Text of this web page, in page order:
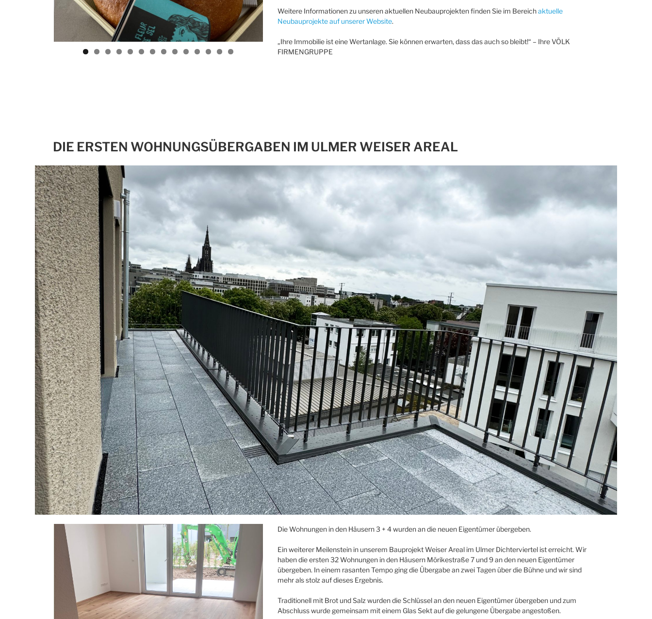
Weitere Informationen zu unseren aktuellen Neubauprojekten finden Sie im Bereichaktuelle
Neubauprojekte auf unserer Website.
„Ihre Immobilie ist eine Wertanlage. Sie können erwarten, dass das auch so bleibt!“ – Ihre VÖLK
FIRMENGRUPPE
DIE ERSTEN WOHNUNGSÜBERGABEN IM ULMER WEISER AREAL
Die Wohnungen in den Häusern 3 + 4 wurden an die neuen Eigentümer übergeben.
Ein weiterer Meilenstein in unserem Bauprojekt Weiser Areal im Ulmer Dichterviertel ist erreicht. Wir
haben die ersten 32 Wohnungen in den Häusern Mörikestraße 7 und 9 an den neuen Eigentümer
übergeben. In einem rasanten Tempo ging die Übergabe an zwei Tagen über die Bühne und wir sind
mehr als stolz auf dieses Ergebnis.
Traditionell mit Brot und Salz wurden die Schlüssel an den neuen Eigentümer übergeben und zum
Abschluss wurde gemeinsam mit einem Glas Sekt auf die gelungene Übergabe angestoßen.